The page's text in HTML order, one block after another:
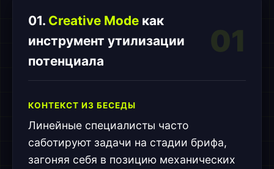
01. Creative Mode как
инструмент утилизации
потенциала
01
КОНТЕКСТ ИЗ БЕСЕДЫ
Линейные специалисты часто
саботируют задачи на стадии брифа,
загоняя себя в позицию механических